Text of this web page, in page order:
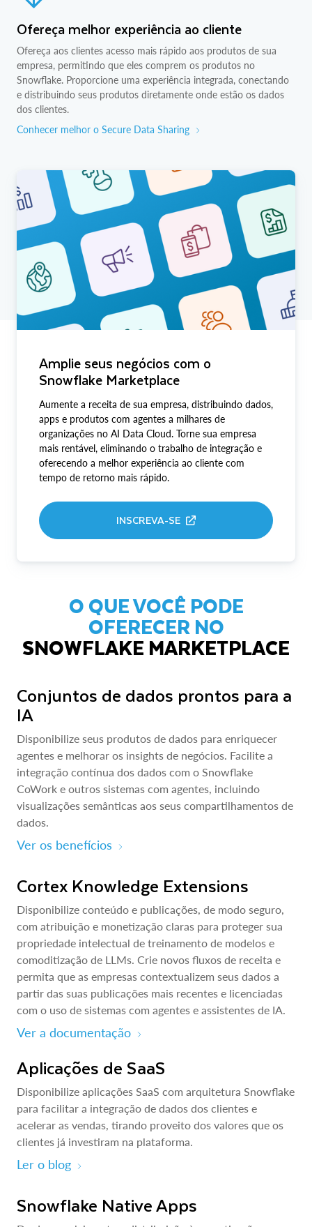
Ofereça melhor experiência ao cliente
Ofereça aos clientes acesso mais rápido aos produtos de sua
empresa, permitindo que eles comprem os produtos no
Snowflake. Proporcione uma experiência integrada, conectando
e distribuindo seus produtos diretamente onde estão os dados
dos clientes.
Conhecer melhor o Secure Data Sharing
Amplie seus negócios com o
Snowflake Marketplace
Aumente a receita de sua empresa, distribuindo dados,
apps e produtos com agentes a milhares de
organizações no AI Data Cloud. Torne sua empresa
mais rentável, eliminando o trabalho de integração e
oferecendo a melhor experiência ao cliente com
tempo de retorno mais rápido.
INSCREVA-SE
O QUE VOCÊ PODE
OFERECER NO
SNOWFLAKE MARKETPLACE
Conjuntos de dados prontos para a
IA
Disponibilize seus produtos de dados para enriquecer
agentes e melhorar os insights de negócios. Facilite a
integração contínua dos dados com o Snowflake
CoWork e outros sistemas com agentes, incluindo
visualizações semânticas aos seus compartilhamentos de
dados.
Ver os benefícios
Cortex Knowledge Extensions
Disponibilize conteúdo e publicações, de modo seguro,
com atribuição e monetização claras para proteger sua
propriedade intelectual de treinamento de modelos e
comoditização de LLMs. Crie novos fluxos de receita e
permita que as empresas contextualizem seus dados a
partir das suas publicações mais recentes e licenciadas
com o uso de sistemas com agentes e assistentes de IA.
Ver a documentação
Aplicações de SaaS
Disponibilize aplicações SaaS com arquitetura Snowflake
para facilitar a integração de dados dos clientes e
acelerar as vendas, tirando proveito dos valores que os
clientes já investiram na plataforma.
Ler o blog
Snowflake Native Apps